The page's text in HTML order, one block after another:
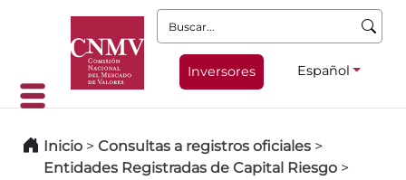
Buscar:
Inversores Español
Inicio > Consultas a registros oficiales >
Entidades Registradas de Capital Riesgo >